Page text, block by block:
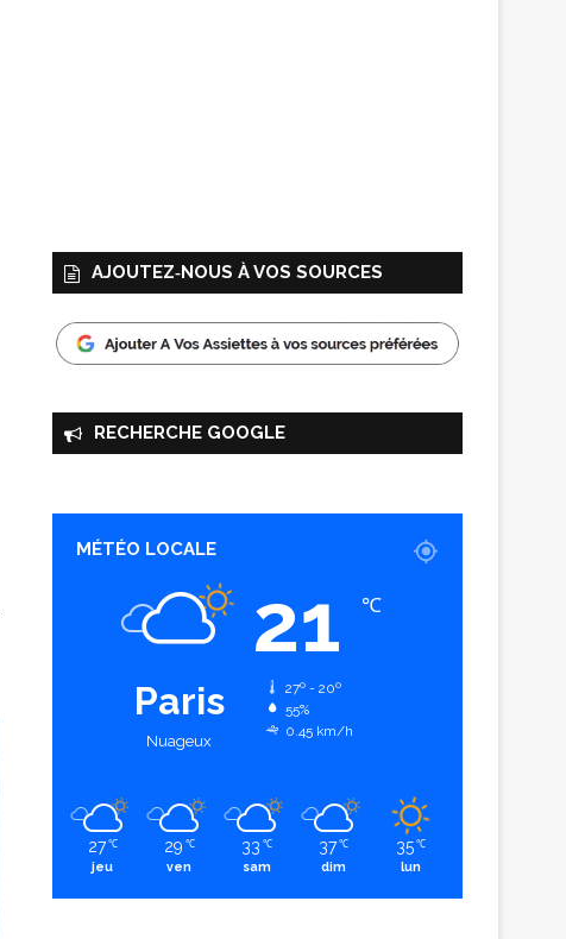
AJOUTEZ‑NOUS À VOS SOURCES
RECHERCHE GOOGLE
MÉTÉO LOCALE
Paris
Nuageux
21 ℃
27º - 20º
55%
0.45 km/h
27 ℃
jeu
29 ℃
ven
33 ℃
sam
37 ℃
dim
35 ℃
lun